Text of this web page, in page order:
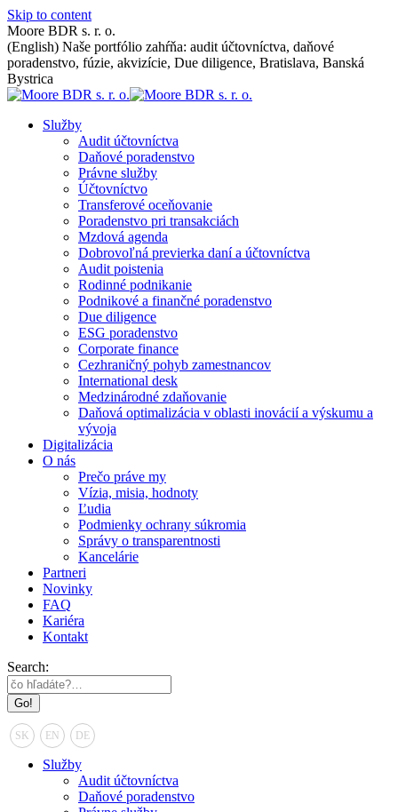
Skip to content
Moore BDR s. r. o.
(English) Naše portfólio zahŕňa: audit účtovníctva, daňové
poradenstvo, fúzie, akvizície, Due diligence, Bratislava, Banská
Bystrica
Služby
Audit účtovníctva
Daňové poradenstvo
Právne služby
Účtovníctvo
Transferové oceňovanie
Poradenstvo pri transakciách
Mzdová agenda
Dobrovoľná previerka daní a účtovníctva
Audit poistenia
Rodinné podnikanie
Podnikové a finančné poradenstvo
Due diligence
ESG poradenstvo
Corporate finance
Cezhraničný pohyb zamestnancov
International desk
Medzinárodné zdaňovanie
Daňová optimalizácia v oblasti inovácií a výskumu a
vývoja
Digitalizácia
O nás
Prečo práve my
Vízia, misia, hodnoty
Ľudia
Podmienky ochrany súkromia
Správy o transparentnosti
Kancelárie
Partneri
Novinky
FAQ
Kariéra
Kontakt
Search:
SK EN DE
Služby
Audit účtovníctva
Daňové poradenstvo